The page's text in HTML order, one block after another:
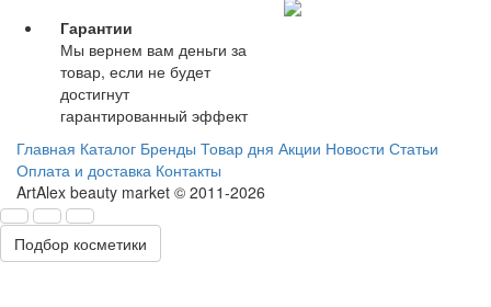
Гарантии
Мы вернем вам деньги за
товар, если не будет
достигнут
гарантированный эффект
Главная Каталог Бренды Товар дня Акции Новости Статьи
Оплата и доставка Контакты
ArtAlex beauty market © 2011-2026
Подбор косметики